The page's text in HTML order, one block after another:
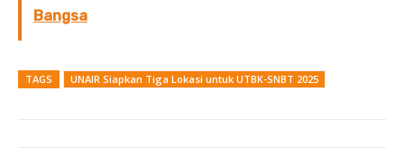
Bangsa
TAGS UNAIR Siapkan Tiga Lokasi untuk UTBK-SNBT 2025